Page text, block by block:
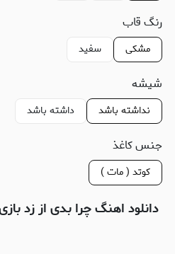
رنگ قاب
مشکی سفید
شیشه
نداشته باشد داشته باشد
جنس کاغذ
کوتد ( مات )
دانلود اهنگ چرا بدی از زد